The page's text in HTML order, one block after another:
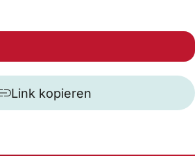
Link kopieren